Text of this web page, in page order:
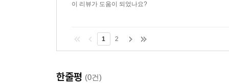
이 리뷰가 도움이 되었나요?
1 2
한줄평 (0건)